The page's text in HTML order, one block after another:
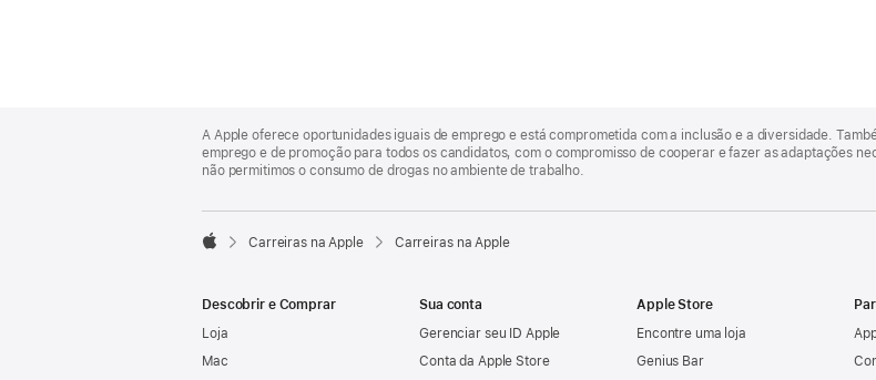
Footer
A Apple oferece oportunidades iguais de emprego e está comprometida com a inclusão e a diversidade.
emprego e de promoção para todos os candidatos, com o compromisso de cooperar e fazer as adaptações
não permitimos o consumo de drogas no ambiente de trabalho.

Carreiras na Apple Carreiras na Apple
Descobrir e Comprar
Loja
Mac
Sua conta
Gerenciar seu ID Apple
Conta da Apple Store
Apple Store
Encontre uma loja
Genius Bar